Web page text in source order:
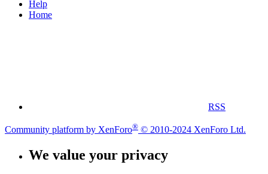
Help
Home
RSS
Community platform by XenForo® © 2010-2024 XenForo Ltd.
We value your privacy